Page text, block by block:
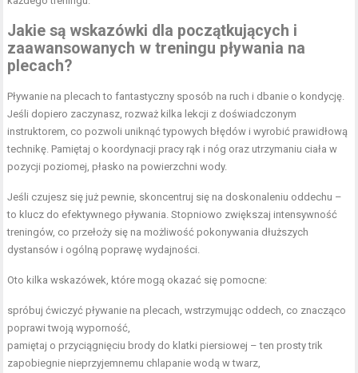
Jakie są wskazówki dla początkujących i
zaawansowanych w treningu pływania na
plecach?
Pływanie na plecach to fantastyczny sposób na ruch i dbanie o kondycję.
Jeśli dopiero zaczynasz, rozważ kilka lekcji z doświadczonym
instruktorem, co pozwoli uniknąć typowych błędów i wyrobić prawidłową
technikę. Pamiętaj o koordynacji pracy rąk i nóg oraz utrzymaniu ciała w
pozycji poziomej, płasko na powierzchni wody.
Jeśli czujesz się już pewnie, skoncentruj się na doskonaleniu oddechu –
to klucz do efektywnego pływania. Stopniowo zwiększaj intensywność
treningów, co przełoży się na możliwość pokonywania dłuższych
dystansów i ogólną poprawę wydajności.
Oto kilka wskazówek, które mogą okazać się pomocne:
spróbuj ćwiczyć pływanie na plecach, wstrzymując oddech, co znacząco
poprawi twoją wyporność,
pamiętaj o przyciągnięciu brody do klatki piersiowej – ten prosty trik
zapobiegnie nieprzyjemnemu chlapanie wodą w twarz,